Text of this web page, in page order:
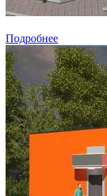
Подробнее